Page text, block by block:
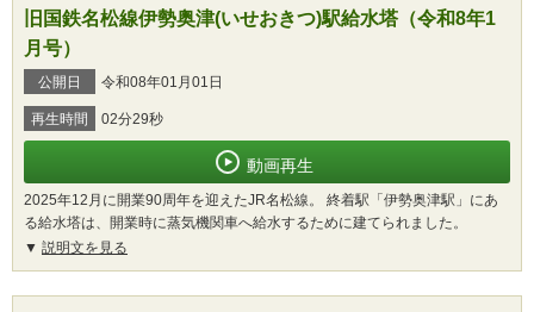
旧国鉄名松線伊勢奥津(いせおきつ)駅給水塔（令和8年1
月号）
公開日 令和08年01月01日
再生時間 02分29秒
動画再生
2025年12月に開業90周年を迎えたJR名松線。 終着駅「伊勢奥津駅」にあ
る給水塔は、開業時に蒸気機関車へ給水するために建てられました。
説明文を見る